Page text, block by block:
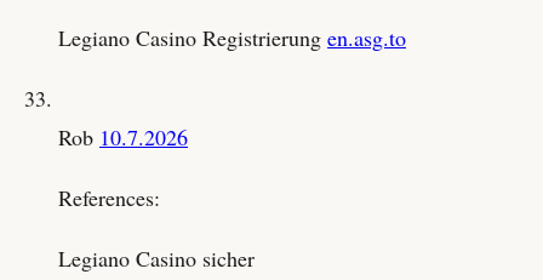
Legiano Casino Registrierung en.asg.to
Rob 10.7.2026
References:
Legiano Casino sicher